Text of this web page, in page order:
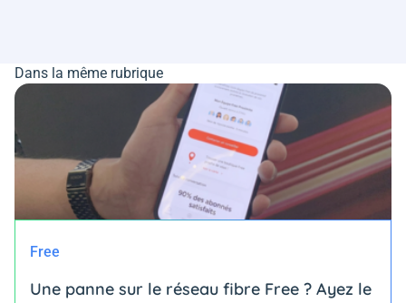
Dans la même rubrique
Free
Une panne sur le réseau fibre Free ? Ayez le